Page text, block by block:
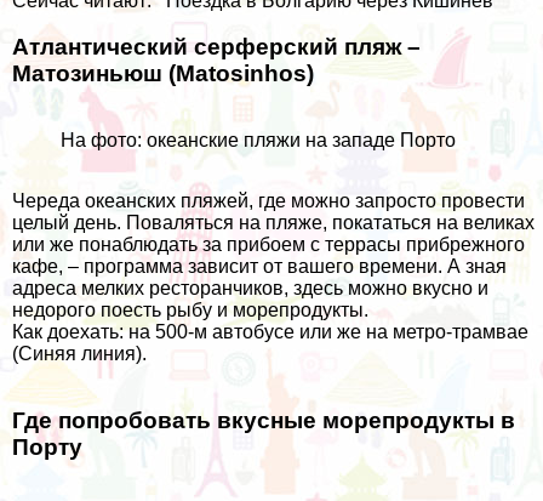
Атлантический серферский пляж –
Матозиньюш (Matosinhos)
На фото: океанские пляжи на западе Порто
Череда океанских пляжей, где можно запросто провести
целый день. Поваляться на пляже, покататься на великах
или же понаблюдать за прибоем с террасы прибрежного
кафе, – программа зависит от вашего времени. А зная
адреса мелких ресторанчиков, здесь можно вкусно и
недорого поесть рыбу и морепродукты.
Как доехать: на 500-м автобусе или же на метро-трамвае
(Синяя линия).
Где попробовать вкусные морепродукты в
Порту